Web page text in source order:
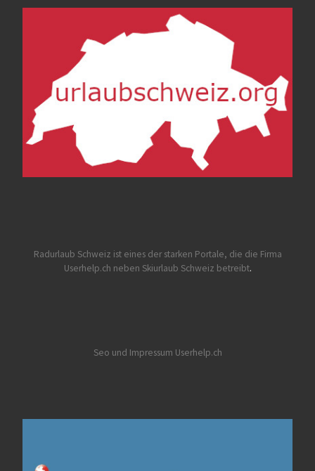
Radurlaub Schweiz ist eines der starken Portale, die die Firma
Userhelp.ch neben Skiurlaub Schweiz betreibt.
Seo und Impressum Userhelp.ch